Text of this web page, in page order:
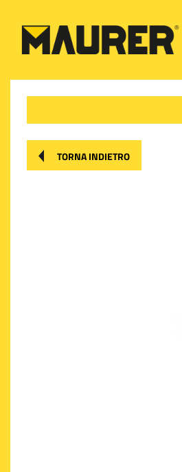
TORNA INDIETRO